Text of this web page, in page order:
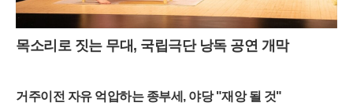
목소리로 짓는 무대, 국립극단 낭독 공연 개막
거주이전 자유 억압하는 종부세, 야당 "재앙 될 것"